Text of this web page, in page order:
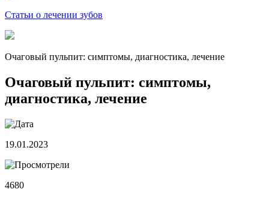
Статьи о лечении зубов
Очаговый пульпит: симптомы, диагностика, лечение
Очаговый пульпит: симптомы,
диагностика, лечение
19.01.2023
4680